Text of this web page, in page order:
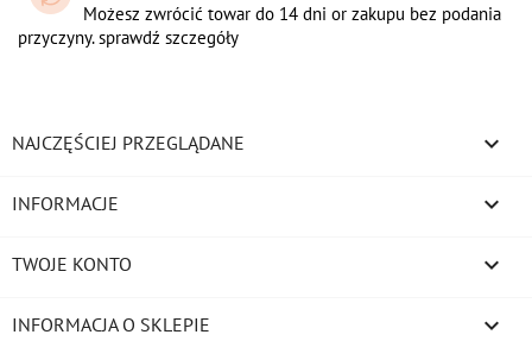
Możesz zwrócić towar do 14 dni or zakupu bez podania
przyczyny. sprawdź szczegóły
NAJCZĘŚCIEJ PRZEGLĄDANE 
INFORMACJE 
TWOJE KONTO 
INFORMACJA O SKLEPIE keyboard_arrow_down